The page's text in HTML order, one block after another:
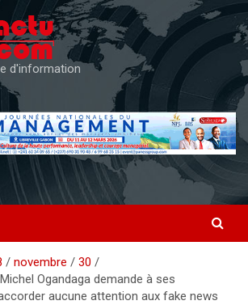
d'information
novembre
30
Ogandaga demande à ses
aucune attention aux fake news